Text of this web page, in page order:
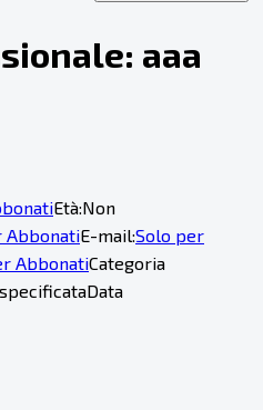
aaa
Età:Non
AbbonatiE-mail:Solo per
AbbonatiCategoria
Data